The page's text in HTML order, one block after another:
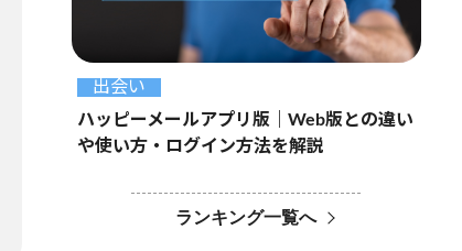
出会い
ハッピーメールアプリ版｜Web版との違い
や使い方・ログイン方法を解説
ランキング一覧へ